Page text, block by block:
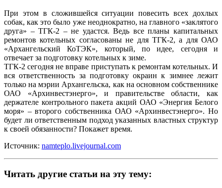
При этом в сложившейся ситуации повесить всех дохлых
собак, как это было уже неоднократно, на главного «заклятого
друга» – ТГК-2 – не удастся. Ведь все планы капитальных
ремонтов котельных согласованы не для ТГК-2, а для ОАО
«Архангельский КоТЭК», который, по идее, сегодня и
отвечает за подготовку котельных к зиме.
ТГК-2 сегодня не вправе приступать к ремонтам котельных. И
вся ответственность за подготовку окраин к зимнее лежит
только на мэрии Архангельска, как на основном собственнике
ОАО «Архинвестэнерго», и правительстве области, как
держателе контрольного пакета акций ОАО «Энергия Белого
моря» – второго собственника ОАО «Архинвестэнерго». Но
будет ли ответственным подход указанных властных структур
к своей обязанности? Покажет время.
Источник: namteplo.livejournal.com
Читать другие статьи на эту тему: